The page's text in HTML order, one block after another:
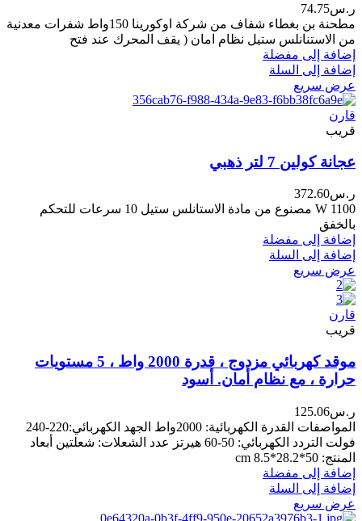
ر.س74.75
مطحنة بن بغطاء شفاف من شركة اوكورينا 150واط شفرات معدنية
من الاستنانلس ستيل نظام امان ( يقف المحرك عند فتح
إضافة إلى مفضلة
إضافة إلى السلة
عرض سريع
قارن
قريب
عجانة كولين 7 لتر ذهبي
ر.س372.60
1100 W مصنوع من مادة الاستانلس ستيل 10 سرعات للتحكم
بالخفق
إضافة إلى مفضلة
إضافة إلى السلة
عرض سريع
قارن
قريب
موقد كهربائي مزدوج ، قدرة 2000 واط ، 5 مستويات
حرارة ، مع نظام أمان. أسود
ر.س125.06
المواصفات القدرة الكهربائية: 2000واط الجهد الكهربائي:220-240
فولت التردد الكهربائي: 50-60 هيرتز عدد الشعلات: شعلتين أبعاد
المنتج: 50*28.2*8.5 cm
إضافة إلى مفضلة
إضافة إلى السلة
عرض سريع